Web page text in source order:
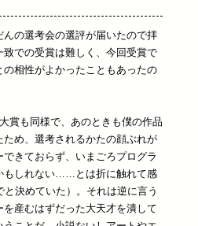
んの選考会の選評が届いたので拝
での受賞は難しく、今回受賞で
の相性がよかったこともあったの
賞も同様で、あのときも僕の作品
め、選考されるかたの顔ぶれが
きておらず、いまごろプログラ
もしれない……とは折に触れて感
と決めていた）。それは逆に言う
産むはずだった大天才を潰して